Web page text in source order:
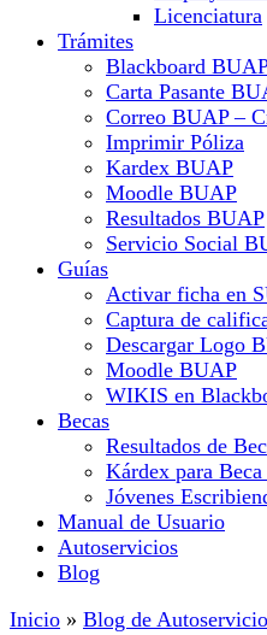
Licenciatura
Trámites
Blackboard
Carta Pasante
Correo BUAP –
Imprimir Póliza
Kardex BUAP
Moodle BUAP
Resultados BUAP
Servicio Social
Guías
Activar ficha en
Captura de
Descargar Logo
Moodle BUAP
WIKIS en
Becas
Resultados de
Kárdex para
Jóvenes
Manual de Usuario
Autoservicios
Blog
Inicio » Blog de